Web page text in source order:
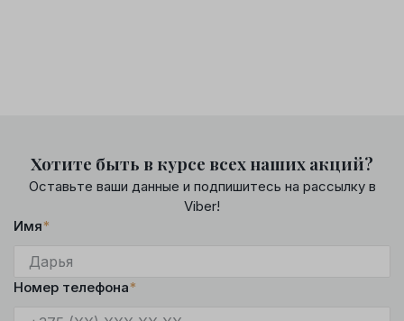
Хотите быть в курсе всех наших акций?
Оставьте ваши данные и подпишитесь на рассылку в
Viber!
Имя*
Номер телефона*